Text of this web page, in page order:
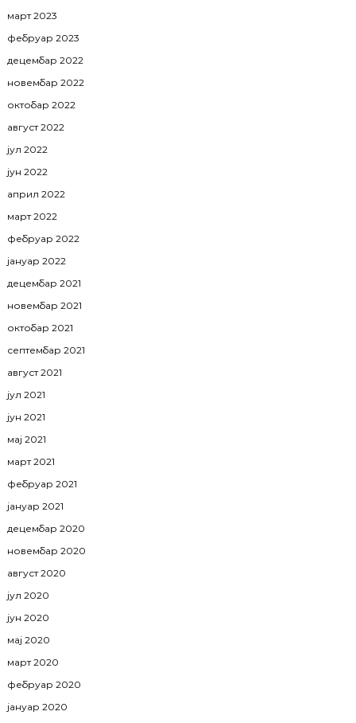
март 2023
фебруар 2023
децембар 2022
новембар 2022
октобар 2022
август 2022
јул 2022
јун 2022
април 2022
март 2022
фебруар 2022
јануар 2022
децембар 2021
новембар 2021
октобар 2021
септембар 2021
август 2021
јул 2021
јун 2021
мај 2021
март 2021
фебруар 2021
јануар 2021
децембар 2020
новембар 2020
август 2020
јул 2020
јун 2020
мај 2020
март 2020
фебруар 2020
јануар 2020